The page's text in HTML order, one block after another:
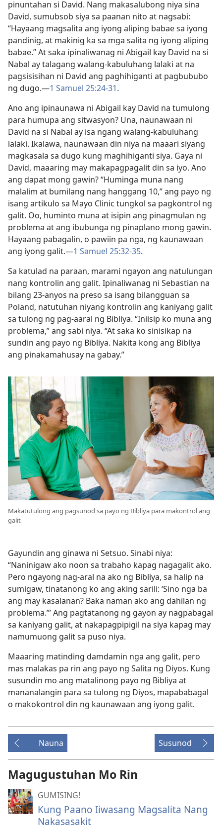
pinuntahan si David. Nang makasalubong niya sina
David, sumubsob siya sa paanan nito at nagsabi:
“Hayaang magsalita ang iyong aliping babae sa iyong
pandinig, at makinig ka sa mga salita ng iyong aliping
babae.” At saka ipinaliwanag ni Abigail kay David na si
Nabal ay talagang walang-kabuluhang lalaki at na
pagsisisihan ni David ang paghihiganti at pagbububo
ng dugo.—1 Samuel 25:24-31.
Ano ang ipinaunawa ni Abigail kay David na tumulong
para humupa ang sitwasyon? Una, naunawaan ni
David na si Nabal ay isa ngang walang-kabuluhang
lalaki. Ikalawa, naunawaan din niya na maaari siyang
magkasala sa dugo kung maghihiganti siya. Gaya ni
David, maaaring may makapagpagalit din sa iyo. Ano
ang dapat mong gawin? “Huminga muna nang
malalim at bumilang nang hanggang 10,” ang payo ng
isang artikulo sa Mayo Clinic tungkol sa pagkontrol ng
galit. Oo, huminto muna at isipin ang pinagmulan ng
problema at ang ibubunga ng pinaplano mong gawin.
Hayaang pabagalin, o pawiin pa nga, ng kaunawaan
ang iyong galit.—1 Samuel 25:32-35.
Sa katulad na paraan, marami ngayon ang natulungan
nang kontrolin ang galit. Ipinaliwanag ni Sebastian na
bilang 23-anyos na preso sa isang bilangguan sa
Poland, natutuhan niyang kontrolin ang kaniyang galit
sa tulong ng pag-aaral ng Bibliya. “Iniisip ko muna ang
problema,” ang sabi niya. “At saka ko sinisikap na
sundin ang payo ng Bibliya. Nakita kong ang Bibliya
ang pinakamahusay na gabay.”
Makatutulong ang pagsunod sa payo ng Bibliya para makontrol ang
galit
Gayundin ang ginawa ni Setsuo. Sinabi niya:
“Naninigaw ako noon sa trabaho kapag nagagalit ako.
Pero ngayong nag-aral na ako ng Bibliya, sa halip na
sumigaw, tinatanong ko ang aking sarili: ‘Sino nga ba
ang may kasalanan? Baka naman ako ang dahilan ng
problema.’” Ang pagtatanong ng gayon ay nagpabagal
sa kaniyang galit, at nakapagpipigil na siya kapag may
namumuong galit sa puso niya.
Maaaring matinding damdamin nga ang galit, pero
mas malakas pa rin ang payo ng Salita ng Diyos. Kung
susundin mo ang matalinong payo ng Bibliya at
mananalangin para sa tulong ng Diyos, mapababagal
o makokontrol din ng kaunawaan ang iyong galit.
Nauna Susunod
Magugustuhan Mo Rin
GUMISING!
Kung Paano Iiwasang Magsalita Nang
Nakasasakit